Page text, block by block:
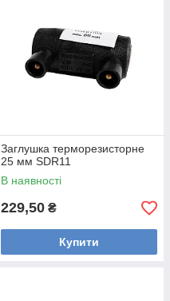
Заглушка терморезисторне
25 мм SDR11
В наявності
229,50 ₴
Купити